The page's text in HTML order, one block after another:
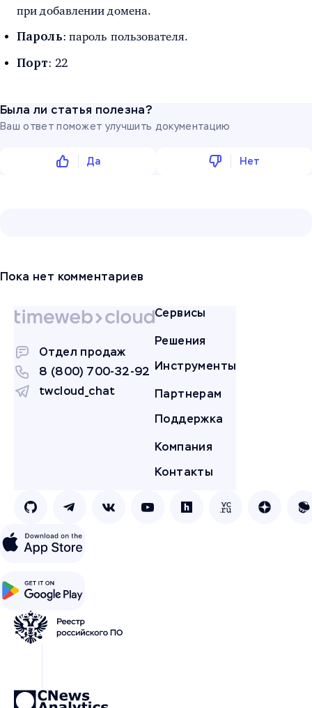
при добавлении домена.
Пароль: пароль пользователя.
Порт: 22
Была ли статья полезна?
Ваш ответ поможет улучшить документацию
Да Нет
Пока нет комментариев
Отдел продаж
8 (800) 700-32-92
twcloud_chat
Сервисы
Решения
Инструменты
Партнерам
Поддержка
Компания
Контакты